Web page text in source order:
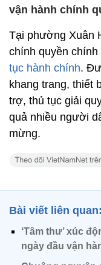
vận hành chính
Tại phường Xuân
chính quyền
tục hành chính.
khang trang, thiết
trợ, thủ tục giải
quả nhiều người
mừng.
Bài viết liên quan:
‘Tâm thư’ xúc
ngày đầu vận